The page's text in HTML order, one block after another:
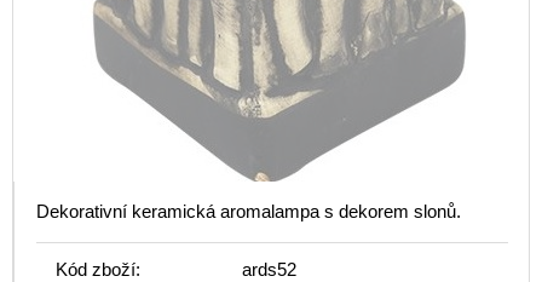
Dekorativní keramická aromalampa s dekorem slonů.
Kód zboží: ards52